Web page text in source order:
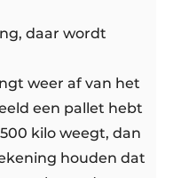
daar wordt
weer af van het
een pallet hebt
kilo weegt, dan
houden dat